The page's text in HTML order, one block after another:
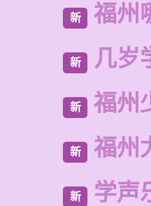
新 福州
新 几岁
新 福州
新 福州
新 学声